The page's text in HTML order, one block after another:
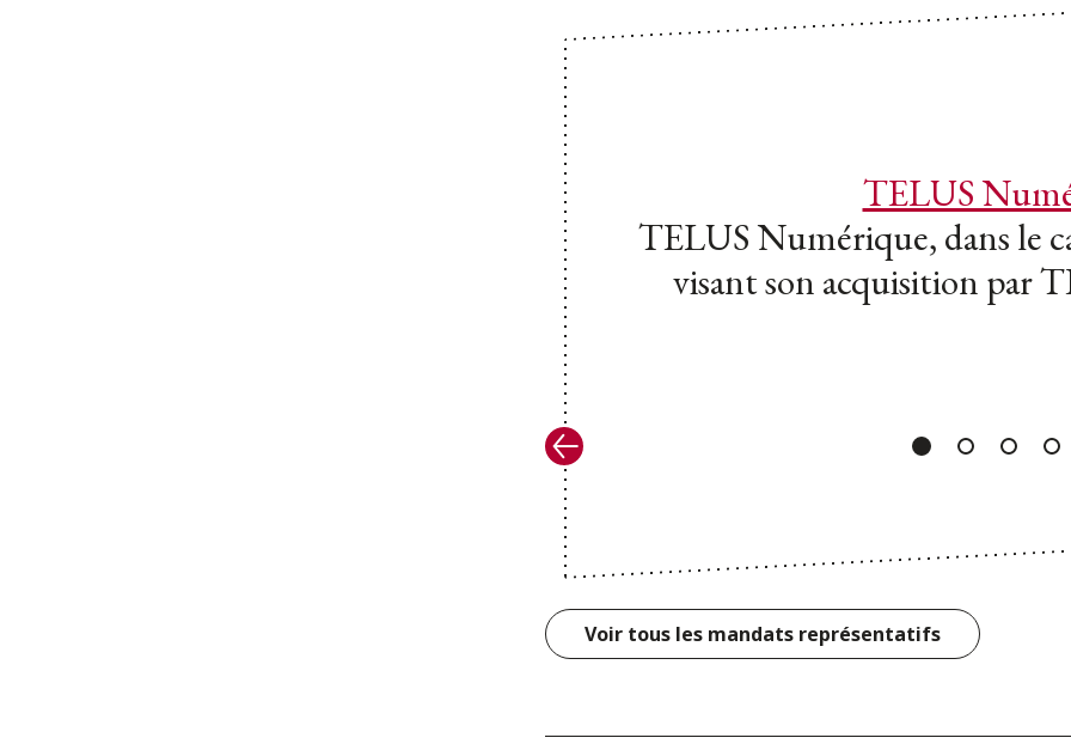
TELUS
TELUS Numérique, dans le
visant son acquisition par
Précédent
Voir tous les mandats représentatifs